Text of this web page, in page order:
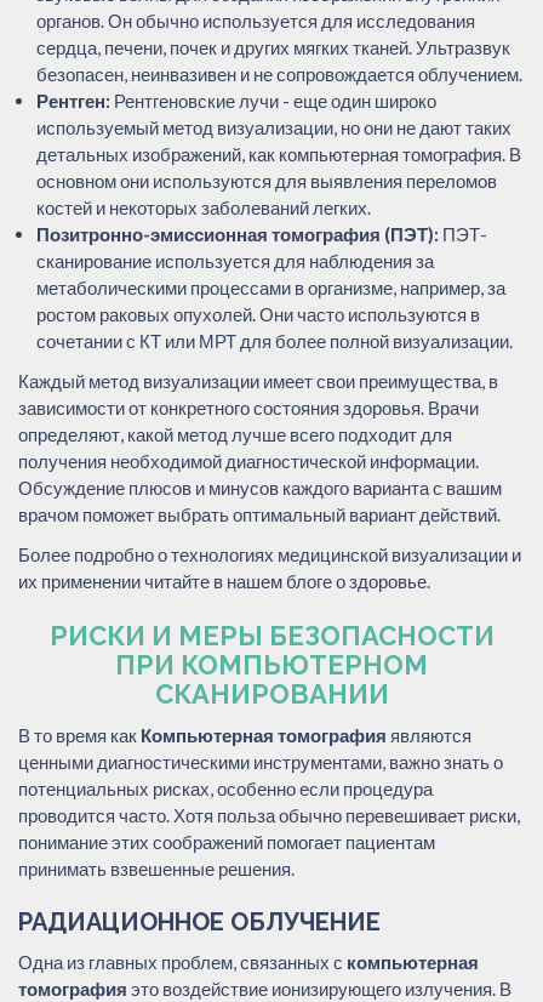
органов. Он обычно используется для исследования
сердца, печени, почек и других мягких тканей. Ультразвук
безопасен, неинвазивен и не сопровождается облучением.
Рентген: Рентгеновские лучи - еще один широко
используемый метод визуализации, но они не дают таких
детальных изображений, как компьютерная томография. В
основном они используются для выявления переломов
костей и некоторых заболеваний легких.
Позитронно-эмиссионная томография (ПЭТ): ПЭТ-
сканирование используется для наблюдения за
метаболическими процессами в организме, например, за
ростом раковых опухолей. Они часто используются в
сочетании с КТ или МРТ для более полной визуализации.
Каждый метод визуализации имеет свои преимущества, в
зависимости от конкретного состояния здоровья. Врачи
определяют, какой метод лучше всего подходит для
получения необходимой диагностической информации.
Обсуждение плюсов и минусов каждого варианта с вашим
врачом поможет выбрать оптимальный вариант действий.
Более подробно о технологиях медицинской визуализации и
их применении читайте в нашем блоге о здоровье.
РИСКИ И МЕРЫ БЕЗОПАСНОСТИ
ПРИ КОМПЬЮТЕРНОМ
СКАНИРОВАНИИ
В то время как Компьютерная томография являются
ценными диагностическими инструментами, важно знать о
потенциальных рисках, особенно если процедура
проводится часто. Хотя польза обычно перевешивает риски,
понимание этих соображений помогает пациентам
принимать взвешенные решения.
РАДИАЦИОННОЕ ОБЛУЧЕНИЕ
Одна из главных проблем, связанных с компьютерная
томография это воздействие ионизирующего излучения. В